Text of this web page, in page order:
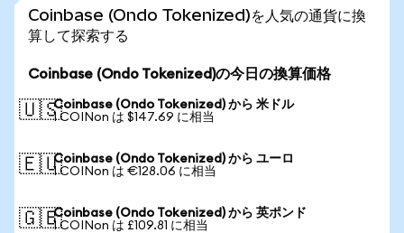
Coinbase (Ondo Tokenized)を人気の通貨に換
算して探索する
Coinbase (Ondo Tokenized)の今日の換算価格
🇺🇸Coinbase (Ondo Tokenized) から 米ドル
1 COINon は $147.69 に相当
🇪🇺Coinbase (Ondo Tokenized) から ユーロ
1 COINon は €128.06 に相当
🇬🇧Coinbase (Ondo Tokenized) から 英ポンド
1 COINon は £109.81 に相当